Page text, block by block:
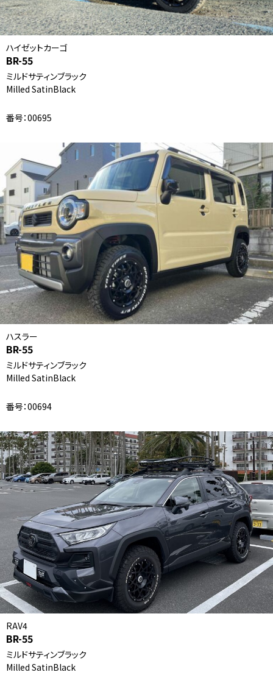
ハイゼットカーゴ
BR-55
ミルドサティンブラック
Milled SatinBlack
番号：00695
ハスラー
BR-55
ミルドサティンブラック
Milled SatinBlack
番号：00694
RAV4
BR-55
ミルドサティンブラック
Milled SatinBlack